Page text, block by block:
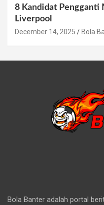
8 Kandidat Pengganti
Liverpool
December 14, 2025 Bola
Bola Banter adalah portal